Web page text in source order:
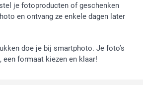
je fotoproducten of geschenken
en ontvang ze enkele dagen later
doe je bij smartphoto. Je foto’s
een formaat kiezen en klaar!